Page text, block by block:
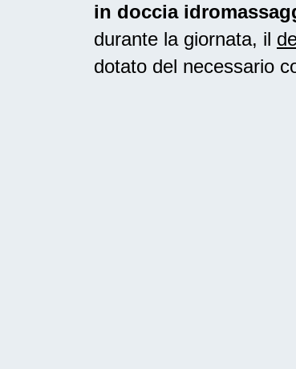
in doccia
durante la giornata, il
dotato del necessario